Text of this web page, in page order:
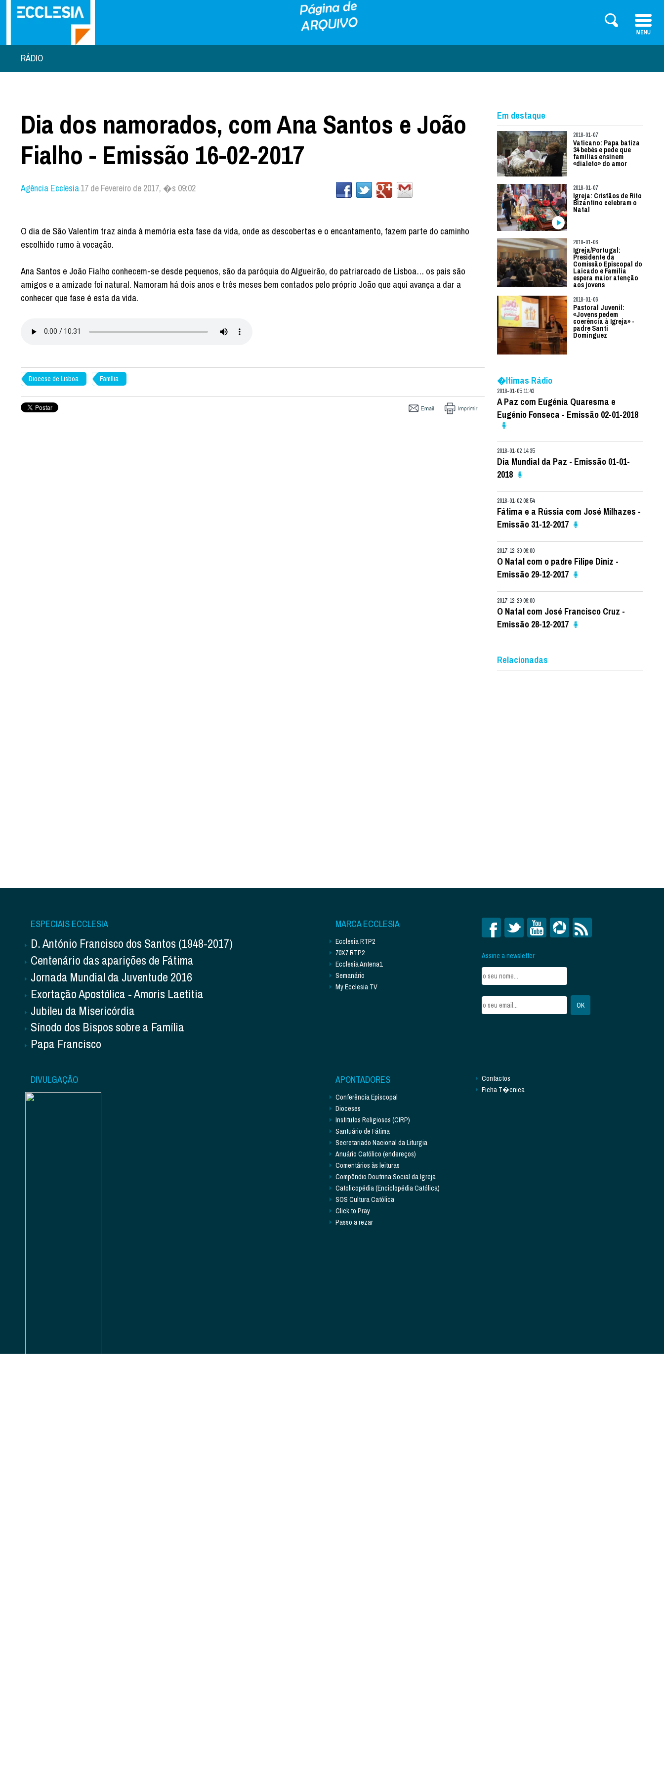
RÁDIO
Dia dos namorados, com Ana Santos e João
Fialho - Emissão 16-02-2017
Agência Ecclesia17 de Fevereiro de 2017, �s 09:02
O dia de São Valentim traz ainda à memória esta fase da vida, onde as descobertas e o encantamento, fazem parte do caminho
escolhido rumo à vocação.
Ana Santos e João Fialho conhecem-se desde pequenos, são da paróquia do Algueirão, do patriarcado de Lisboa… os pais são
amigos e a amizade foi natural. Namoram há dois anos e três meses bem contados pelo próprio João que aqui avança a dar a
conhecer que fase é esta da vida.
Diocese de Lisboa Família
Em destaque
2018-01-07
Vaticano: Papa batiza
34 bebés e pede que
famílias ensinem
«dialeto» do amor
2018-01-07
Igreja: Cristãos de Rito
Bizantino celebram o
Natal
2018-01-06
Igreja/Portugal:
Presidente da
Comissão Episcopal do
Laicado e Família
espera maior atenção
aos jovens
2018-01-06
Pastoral Juvenil:
«Jovens pedem
coerência à Igreja» -
padre Santi
Dominguez
�ltimas Rádio
2018-01-05 11:43
A Paz com Eugénia Quaresma e
Eugénio Fonseca - Emissão 02-01-2018
2018-01-02 14:35
Dia Mundial da Paz - Emissão 01-01-
2018
2018-01-02 08:54
Fátima e a Rússia com José Milhazes -
Emissão 31-12-2017
2017-12-30 09:00
O Natal com o padre Filipe Diniz -
Emissão 29-12-2017
2017-12-29 09:00
O Natal com José Francisco Cruz -
Emissão 28-12-2017
Relacionadas
ESPECIAIS ECCLESIA
D. António Francisco dos Santos (1948-2017)
Centenário das aparições de Fátima
Jornada Mundial da Juventude 2016
Exortação Apostólica - Amoris Laetitia
Jubileu da Misericórdia
Sínodo dos Bispos sobre a Família
Papa Francisco
MARCA ECCLESIA
Ecclesia RTP2
70X7 RTP2
Ecclesia Antena1
Semanário
My Ecclesia TV
Assine a newsletter
DIVULGAÇÃO APONTADORES
Conferência Episcopal
Dioceses
Institutos Religiosos (CIRP)
Santuário de Fátima
Secretariado Nacional da Liturgia
Anuário Católico (endereços)
Comentários às leituras
Compêndio Doutrina Social da Igreja
Catolicopédia (Enciclopédia Católica)
SOS Cultura Católica
Click to Pray
Passo a rezar
Contactos
Ficha T�cnica